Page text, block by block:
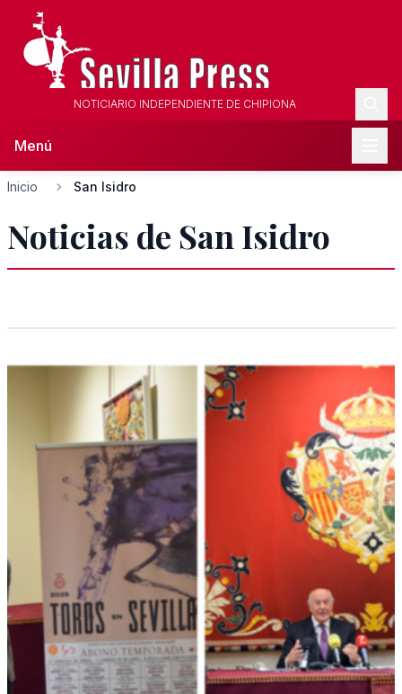
NOTICIARIO INDEPENDIENTE DE CHIPIONA
Menú
Inicio San Isidro
Noticias de San Isidro